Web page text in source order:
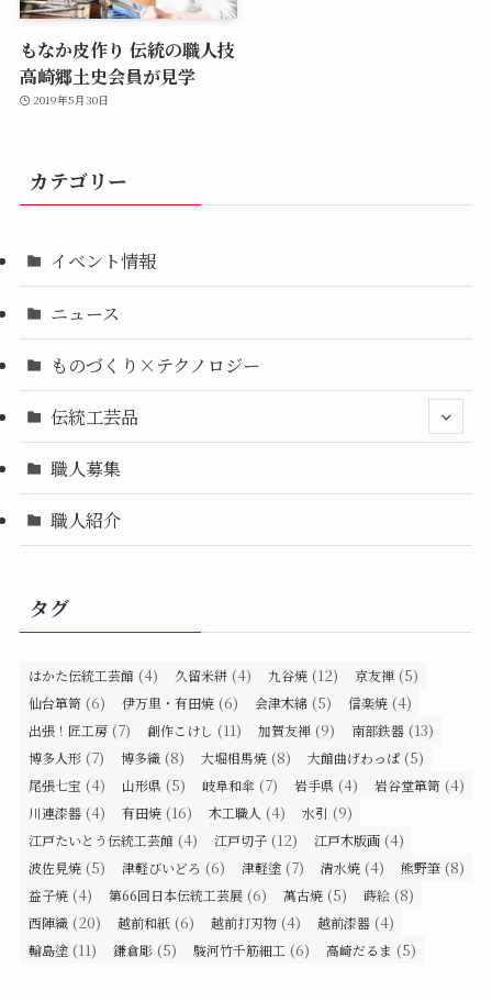
もなか皮作り 伝統の職人技
高崎郷土史会員が見学
2019年5月30日
カテゴリー
イベント情報
ニュース
ものづくり×テクノロジー
伝統工芸品
職人募集
職人紹介
タグ
はかた伝統工芸館 (4) 久留米絣 (4) 九谷焼 (12) 京友禅 (5)
仙台箪笥 (6) 伊万里・有田焼 (6) 会津木綿 (5) 信楽焼 (4)
出張！匠工房 (7) 創作こけし (11) 加賀友禅 (9) 南部鉄器 (13)
博多人形 (7) 博多織 (8) 大堀相馬焼 (8) 大館曲げわっぱ (5)
尾張七宝 (4) 山形県 (5) 岐阜和傘 (7) 岩手県 (4) 岩谷堂箪笥 (4)
川連漆器 (4) 有田焼 (16) 木工職人 (4) 水引 (9)
江戸たいとう伝統工芸館 (4) 江戸切子 (12) 江戸木版画 (4)
波佐見焼 (5) 津軽びいどろ (6) 津軽塗 (7) 清水焼 (4) 熊野筆 (8)
益子焼 (4) 第66回日本伝統工芸展 (6) 萬古焼 (5) 蒔絵 (8)
西陣織 (20) 越前和紙 (6) 越前打刃物 (4) 越前漆器 (4)
輪島塗 (11) 鎌倉彫 (5) 駿河竹千筋細工 (6) 高崎だるま (5)